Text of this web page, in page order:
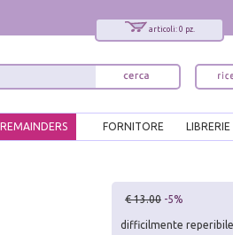
articoli: 0 pz.
LIBRERIE
FORNITORE
REMAINDERS
€ 13.00 -5%
difficilmente